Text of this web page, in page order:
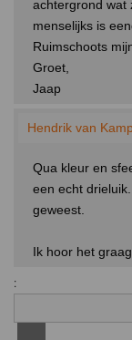
achtergrond wat
menselijks is
Ruimschoots
Groet,
Jaap
Hendrik van
Qua kleur en
een echt
geweest.
Ik hoor het
: